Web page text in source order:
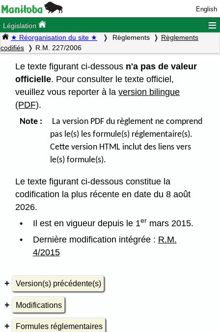
English
Législation ≡
★ Réorganisation du site ★ Règlements
Règlements
codifiés
R.M. 227/2006
Le texte figurant ci-dessous n'a pas de valeur
officielle. Pour consulter le texte officiel,
veuillez vous reporter à laversion bilingue
(PDF).
Note : La version PDF du règlement ne comprend
pas le(s) les formule(s) réglementaire(s).
Cette version HTML inclut des liens vers
le(s) formule(s).
Le texte figurant ci-dessous constitue la
codification la plus récente en date du 8 août
2026.
Il est en vigueur depuis le 1er mars 2015.
Dernière modification intégrée : R.M.
4/2015
Version(s) précédente(s)
Modifications
Formules réglementaires